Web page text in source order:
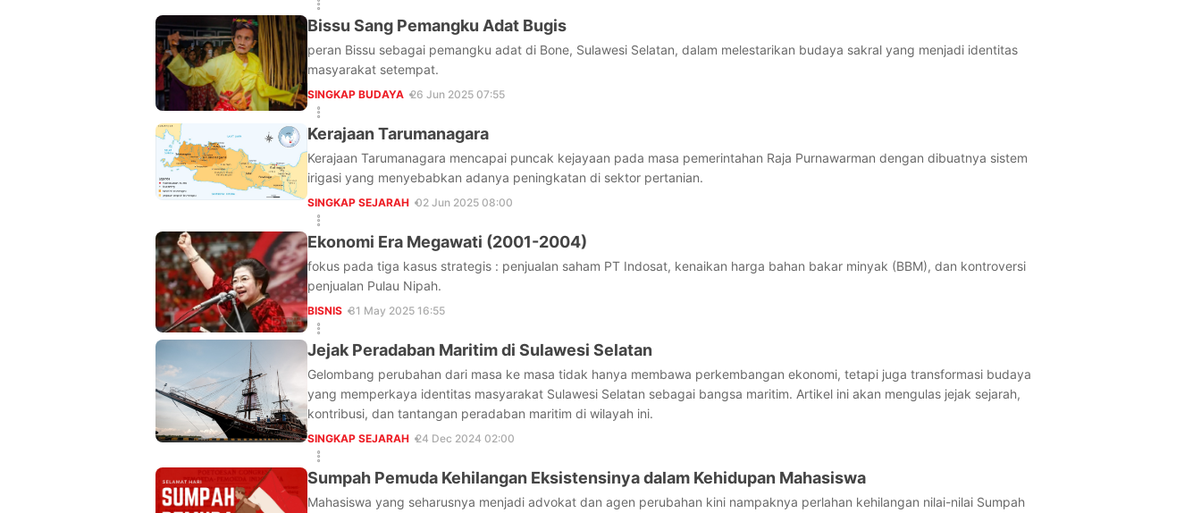
Bissu Sang Pemangku Adat Bugis
peran Bissu sebagai pemangku adat di Bone, Sulawesi Selatan, dalam melestarikan budaya sakral yang menjadi identitas
masyarakat setempat.
SINGKAP BUDAYA 26 Jun 2025 07:55
Kerajaan Tarumanagara
Kerajaan Tarumanagara mencapai puncak kejayaan pada masa pemerintahan Raja Purnawarman dengan dibuatnya sistem
irigasi yang menyebabkan adanya peningkatan di sektor pertanian.
SINGKAP SEJARAH 02 Jun 2025 08:00
Ekonomi Era Megawati (2001-2004)
fokus pada tiga kasus strategis : penjualan saham PT Indosat, kenaikan harga bahan bakar minyak (BBM), dan kontroversi
penjualan Pulau Nipah.
BISNIS 31 May 2025 16:55
Jejak Peradaban Maritim di Sulawesi Selatan
Gelombang perubahan dari masa ke masa tidak hanya membawa perkembangan ekonomi, tetapi juga transformasi budaya
yang memperkaya identitas masyarakat Sulawesi Selatan sebagai bangsa maritim. Artikel ini akan mengulas jejak sejarah,
kontribusi, dan tantangan peradaban maritim di wilayah ini.
SINGKAP SEJARAH 24 Dec 2024 02:00
Sumpah Pemuda Kehilangan Eksistensinya dalam Kehidupan Mahasiswa
Mahasiswa yang seharusnya menjadi advokat dan agen perubahan kini nampaknya perlahan kehilangan nilai-nilai Sumpah